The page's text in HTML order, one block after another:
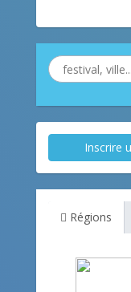
Inscrire
Régions